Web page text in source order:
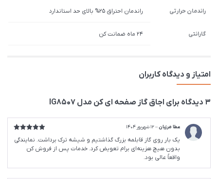
راندمان حرارتی راندمان احتراق 25% بالای حد استاندارد
گارانتی 24 ماه ضمانت کن
امتیاز و دیدگاه کاربران
3 دیدگاه برای اجاق گاز صفحه ای کن مدل IG8507
از
5
عطا مرزبان–12 شهریور 1404
یک بار روی گاز قابلمه بزرگ گذاشتیم و شیشه ترک برداشت. نمایندگی
بدون هیچ هزینه‌ای برام تعویض کرد. خدمات پس از فروش کن
واقعاً عالی بود.